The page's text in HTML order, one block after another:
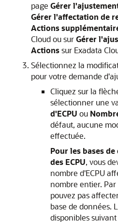
page Gérer
Gérer l'affectation de
Actions
Cloud ou surGérer
Actionssur Exadata
Sélectionnez la
pour votre demande
Cliquez sur la
sélectionner une
d'ECPU ou
défaut, aucune
effectuée.
Pour les bases
des ECPU, vous
nombre d'ECPU
nombre entier.
pouvez pas
base de données.
disponibles